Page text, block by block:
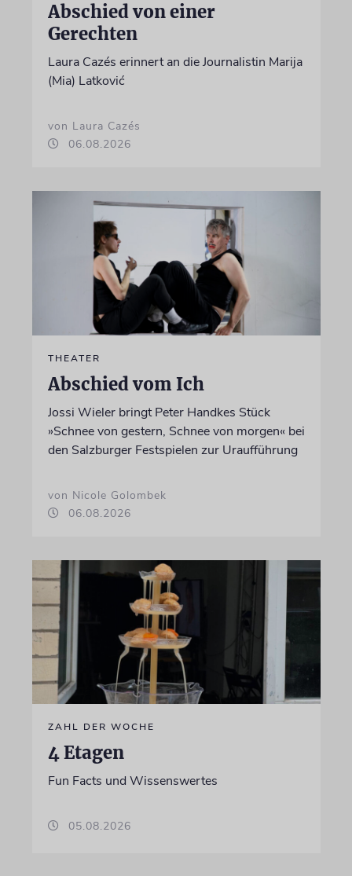
Abschied von einer
Gerechten
Laura Cazés erinnert an die Journalistin Marija
(Mia) Latković
von Laura Cazés
06.08.2026
THEATER
Abschied vom Ich
Jossi Wieler bringt Peter Handkes Stück
»Schnee von gestern, Schnee von morgen« bei
den Salzburger Festspielen zur Uraufführung
von Nicole Golombek
06.08.2026
ZAHL DER WOCHE
4 Etagen
Fun Facts und Wissenswertes
05.08.2026